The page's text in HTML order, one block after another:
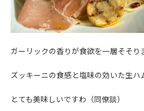
ガーリックの香りが食欲を一層そそり
ズッキーニの食感と塩味の効いた生ハ
とても美味しいですわ（同僚談）